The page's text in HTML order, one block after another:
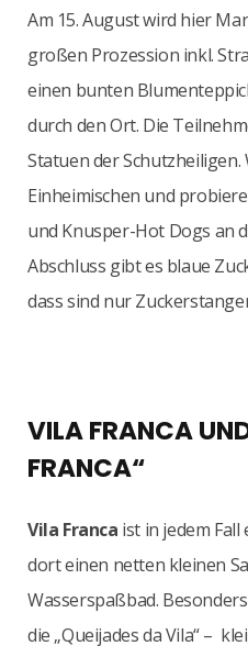
Am 15. August wird hier
großen Prozession inkl.
einen bunten
durch den Ort. Die
Statuen der
Einheimischen und
und Knusper-Hot Dogs an
Abschluss gibt es blaue
dass sind nur
VILA FRANCA
FRANCA“
Vila Franca ist in jedem
dort einen netten kleinen
Wasserspaßbad.
die „Queijades da Vila“ –